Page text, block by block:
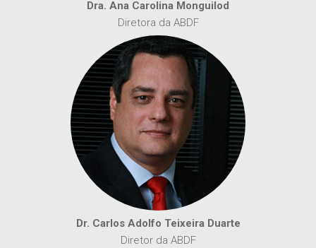
Dra. Ana Carolina Monguilod
Diretora da ABDF
Dr. Carlos Adolfo Teixeira Duarte
Diretor da ABDF